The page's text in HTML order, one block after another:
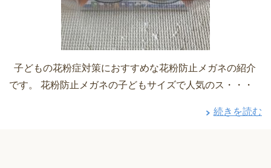
子どもの花粉症対策におすすめな花粉防止メガネの紹介
です。 花粉防止メガネの子どもサイズで人気のス・・・
続きを読む